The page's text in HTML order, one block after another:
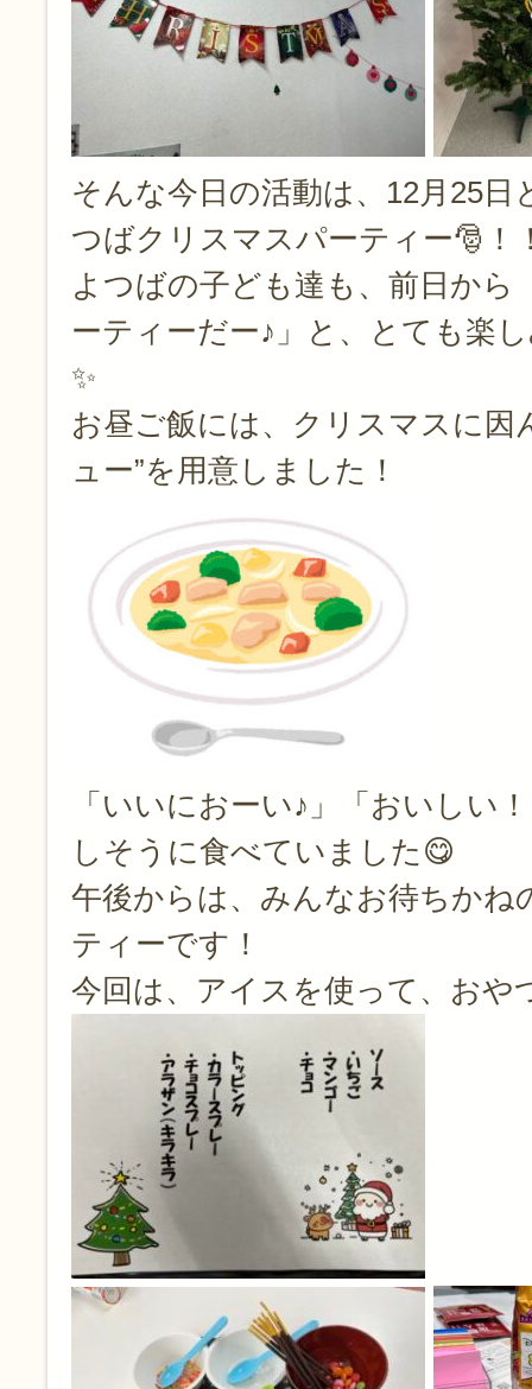
そんな今日の活動は、12月25日
つばクリスマスパーティー🎅！
よつばの子ども達も、前日から
ーティーだー♪」と、とても楽
✨
お昼ご飯には、クリスマスに因
ュー”を用意しました！
「いいにおーい♪」「おいしい
しそうに食べていました😋
午後からは、みんなお待ちかね
ティーです！
今回は、アイスを使って、おや